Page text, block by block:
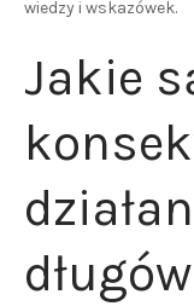
wiedzy i wskazówek.
Jakie
długów